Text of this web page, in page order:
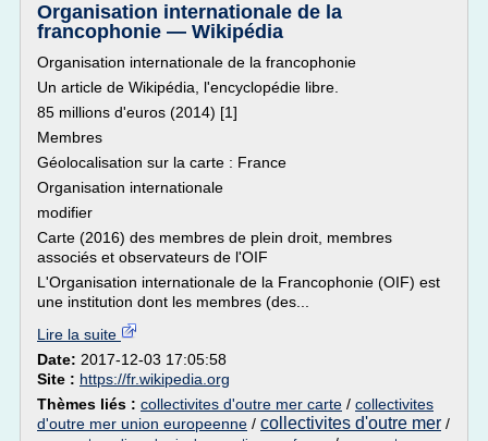
Organisation internationale de la
francophonie — Wikipédia
Organisation internationale de la francophonie
Un article de Wikipédia, l'encyclopédie libre.
85 millions d'euros (2014) [1]
Membres
Géolocalisation sur la carte : France
Organisation internationale
modifier
Carte (2016) des membres de plein droit, membres
associés et observateurs de l'OIF
L'Organisation internationale de la Francophonie (OIF) est
une institution dont les membres (des...
Lire la suite
Date: 2017-12-03 17:05:58
Site : https://fr.wikipedia.org
Thèmes liés : collectivites d'outre mer carte / collectivites
d'outre mer union europeenne / collectivites d'outre mer /